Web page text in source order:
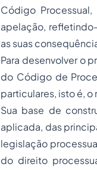
Código
apelação,
as suas
Para desenvolver o
do Código de
particulares, isto é,
Sua base de
aplicada, das
legislação
do direito